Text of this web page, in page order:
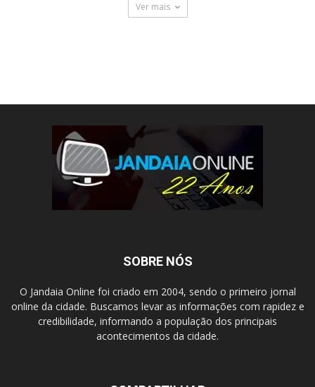
Ver mais
SOBRE NÓS
O Jandaia Online foi criado em 2004, sendo o primeiro jornal
online da cidade. Buscamos levar as informações com rapidez e
credibilidade, informando a população dos principais
acontecimentos da cidade.